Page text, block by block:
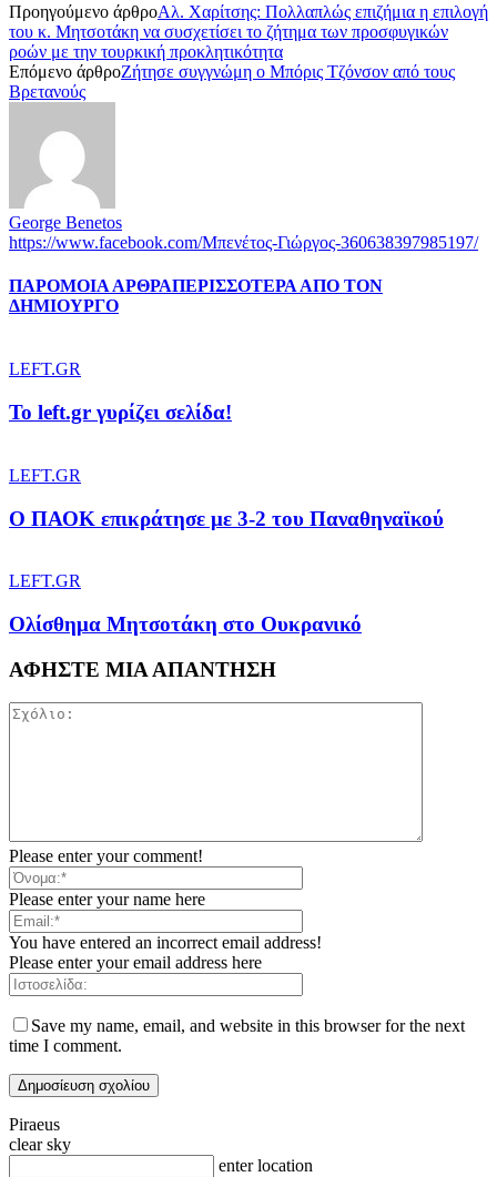
Προηγούμενο άρθροΑλ. Χαρίτσης: Πολλαπλώς επιζήμια η επιλογή
του κ. Μητσοτάκη να συσχετίσει το ζήτημα των προσφυγικών
ροών με την τουρκική προκλητικότητα
Επόμενο άρθροΖήτησε συγγνώμη ο Μπόρις Τζόνσον από τους
Βρετανούς
George Benetos
https://www.facebook.com/Μπενέτος-Γιώργος-360638397985197/
ΠΑΡΟΜΟΙΑ ΑΡΘΡΑΠΕΡΙΣΣΟΤΕΡΑ ΑΠΟ ΤΟΝ
ΔΗΜΙΟΥΡΓΟ
LEFT.GR
To left.gr γυρίζει σελίδα!
LEFT.GR
Ο ΠΑΟΚ επικράτησε με 3-2 του Παναθηναϊκού
LEFT.GR
Ολίσθημα Μητσοτάκη στο Ουκρανικό
ΑΦΗΣΤΕ ΜΙΑ ΑΠΑΝΤΗΣΗ
Please enter your comment!
Please enter your name here
You have entered an incorrect email address!
Please enter your email address here
Save my name, email, and website in this browser for the next
time I comment.
Piraeus
clear sky
enter location